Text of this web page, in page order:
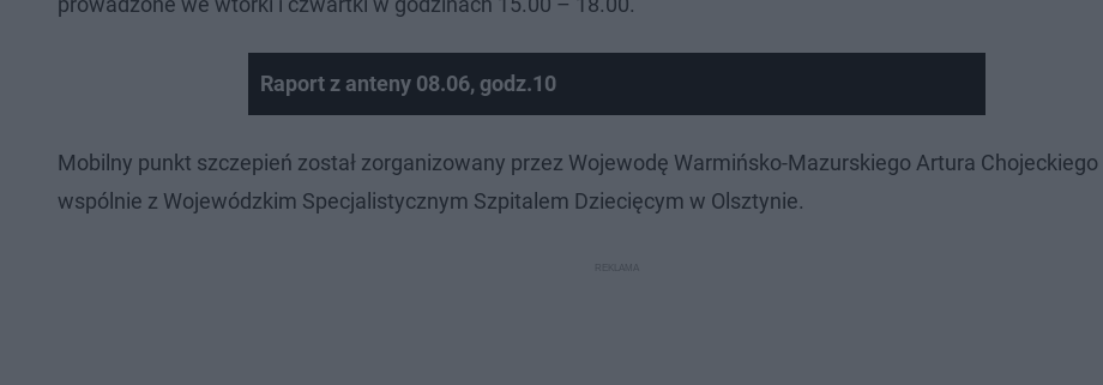
Raport z anteny 08.06, godz.10
Mobilny punkt szczepień został zorganizowany przez Wojewodę Warmińsko-Mazurskiego Artura Chojeckiego
wspólnie z Wojewódzkim Specjalistycznym Szpitalem Dziecięcym w Olsztynie.